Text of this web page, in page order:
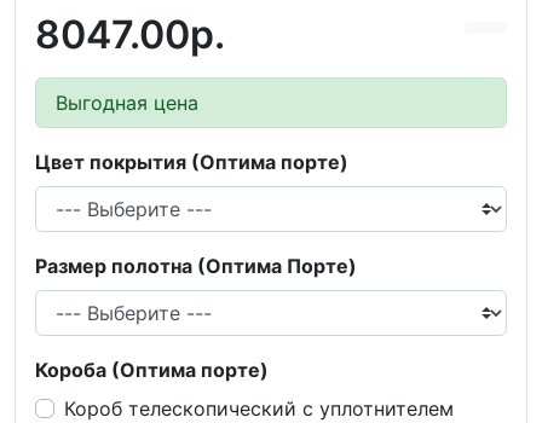
8047.00р.
Выгодная цена
Цвет покрытия (Оптима порте)
Размер полотна (Оптима Порте)
Короба (Оптима порте)
Короб телескопический с уплотнителем